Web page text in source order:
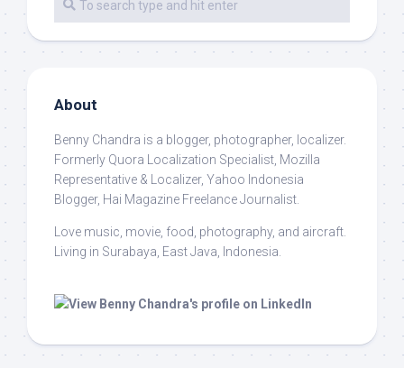
About
Benny Chandra is a blogger, photographer, localizer.
Formerly Quora Localization Specialist, Mozilla
Representative & Localizer, Yahoo Indonesia
Blogger, Hai Magazine Freelance Journalist.
Love music, movie, food, photography, and aircraft.
Living in Surabaya, East Java, Indonesia.